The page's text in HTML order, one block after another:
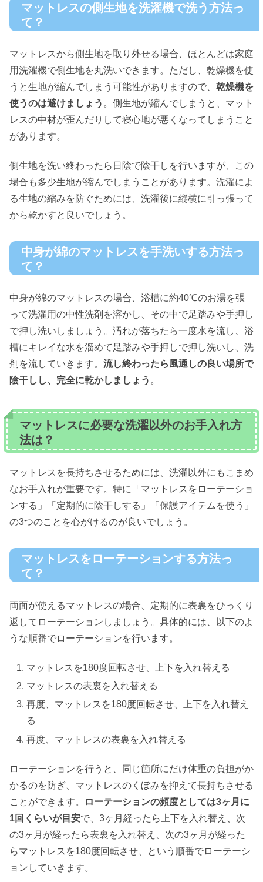
マットレスの側生地を洗濯機で洗う方法っ
て？
マットレスから側生地を取り外せる場合、ほとんどは家庭
用洗濯機で側生地を丸洗いできます。ただし、乾燥機を使
うと生地が縮んでしまう可能性がありますので、 乾燥機を
使うのは避けましょう 。側生地が縮んでしまうと、マット
レスの中材が歪んだりして寝心地が悪くなってしまうこと
があります。
側生地を洗い終わったら日陰で陰干しを行いますが、この
場合も多少生地が縮んでしまうことがあります。洗濯によ
る生地の縮みを防ぐためには、洗濯後に縦横に引っ張って
から乾かすと良いでしょう。
中身が綿のマットレスを手洗いする方法っ
て？
中身が綿のマットレスの場合、浴槽に約40℃のお湯を張
って洗濯用の中性洗剤を溶かし、その中で足踏みや手押し
で押し洗いしましょう。汚れが落ちたら一度水を流し、浴
槽にキレイな水を溜めて足踏みや手押しで押し洗いし、洗
剤を流していきます。 流し終わったら風通しの良い場所で
陰干しし、完全に乾かしましょう 。
マットレスに必要な洗濯以外のお手入れ方
法は？
マットレスを長持ちさせるためには、洗濯以外にもこまめ
なお手入れが重要です。特に「マットレスをローテーショ
ンする」「定期的に陰干しする」「保護アイテムを使う」
の3つのことを心がけるのが良いでしょう。
マットレスをローテーションする方法っ
て？
両面が使えるマットレスの場合、定期的に表裏をひっくり
返してローテーションしましょう。具体的には、以下のよ
うな順番でローテーションを行います。
マットレスを180度回転させ、上下を入れ替える
マットレスの表裏を入れ替える
再度、マットレスを180度回転させ、上下を入れ替え
る
再度、マットレスの表裏を入れ替える
ローテーションを行うと、同じ箇所にだけ体重の負担がか
かるのを防ぎ、マットレスのくぼみを抑えて長持ちさせる
ことができます。
ローテーションの頻度としては3ヶ月に
1回くらいが目安で、3ヶ月経ったら上下を入れ替え、次
の3ヶ月が経ったら表裏を入れ替え、次の3ヶ月が経った
らマットレスを180度回転させ、という順番でローテーシ
ョンしていきます。